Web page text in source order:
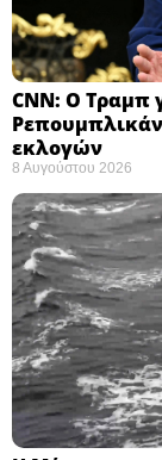
CNN: Ο Τραμπ
εκλογών ​
8 Αυγούστου 2026